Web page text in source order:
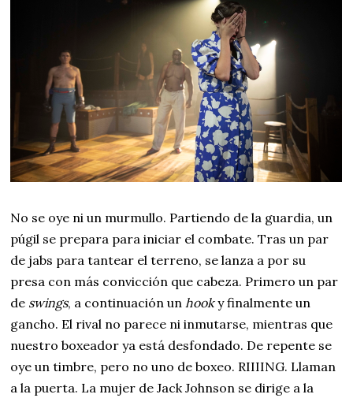
No se oye ni un murmullo. Partiendo de la guardia, un
púgil se prepara para iniciar el combate. Tras un par
de jabs para tantear el terreno, se lanza a por su
presa con más convicción que cabeza. Primero un par
de swings, a continuación unhooky finalmente un
gancho. El rival no parece ni inmutarse, mientras que
nuestro boxeador ya está desfondado. De repente se
oye un timbre, pero no uno de boxeo. RIIIING. Llaman
a la puerta. La mujer de Jack Johnson se dirige a la